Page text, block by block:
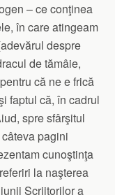
– ce conţinea
în care atingeam
despre
de tămâie,
că ne e frică
faptul că, în cadrul
spre sfârşitul
pagini
cunoştinţa
la naşterea
Scriitorilor a